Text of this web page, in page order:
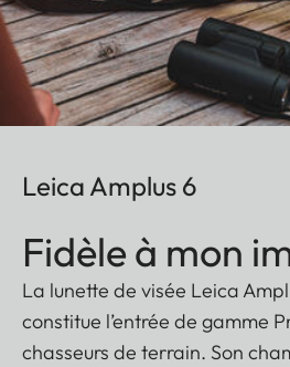
Leica Amplus 6
Fidèle à mon
La lunette de visée Leica
constitue l’entrée de gamme
chasseurs de terrain. Son